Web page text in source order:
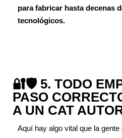
para fabricar hasta decenas
tecnológicos.
🔐🛡️ 5. TODO
PASO
A UN CAT
Aquí hay algo vital que la